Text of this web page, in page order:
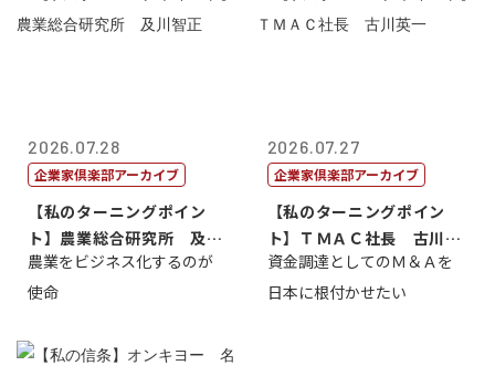
2026.07.28
企業家倶楽部アーカイブ
【私のターニングポイン
ト】農業総合研究所 及川
智正
農業をビジネス化するのが
使命
2026.07.27
企業家倶楽部アーカイブ
【私のターニングポイン
ト】ＴＭＡＣ社長 古川英
一
資金調達としてのＭ＆Ａを
日本に根付かせたい